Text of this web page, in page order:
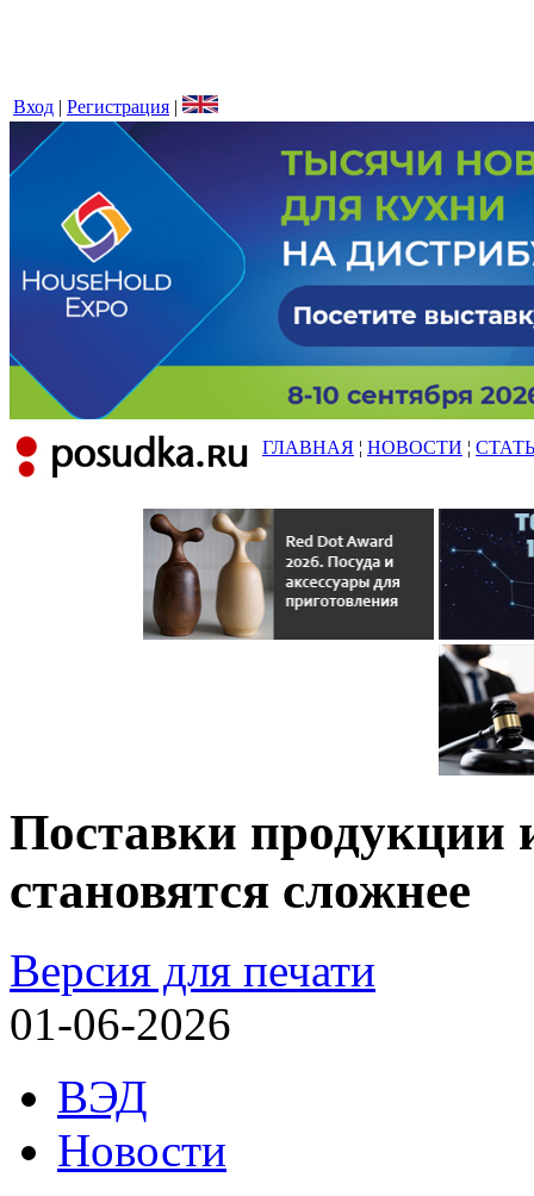
Вход | Регистрация |
ГЛАВНАЯ ¦ НОВОСТИ ¦
Поставки
становятся сложнее
Версия для печати
01-06-2026
ВЭД
Новости